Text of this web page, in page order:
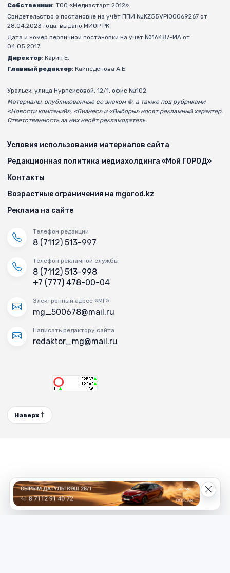
Собственник: ТОО «Медиастарт 2012».
Свидетельство о постановке на учёт ППИ №KZ55VPI00069267 от
28.04.2023 года, выдано МИОР РК.
Дата и номер первичной постановки на учёт №16487-ИА от
04.05.2017.
Директор: Карин Е.
Главный редактор: Кайнеденова А.Б.
Уральск, улица Нурпеисовой, 12/1, офис №102.
Материалы, опубликованные со знаком ®, а также под рубриками
«Новости компаний», «Бизнес» и «Выборы» носят рекламный характер.
Ответственность за них несёт рекламодатель.
Условия использования материалов сайта
Редакционная политика медиахолдинга «Мой ГОРОД»
Контакты
Возрастные ограничения на mgorod.kz
Реклама на сайте
Телефон редакции
8 (7112) 513-997
Телефон рекламной службы
8 (7112) 513-998
+7 (777) 478-00-04
Электронный адрес «МГ»
mg_500678@mail.ru
Написать редактору сайта
redaktor_mg@mail.ru
Наверх